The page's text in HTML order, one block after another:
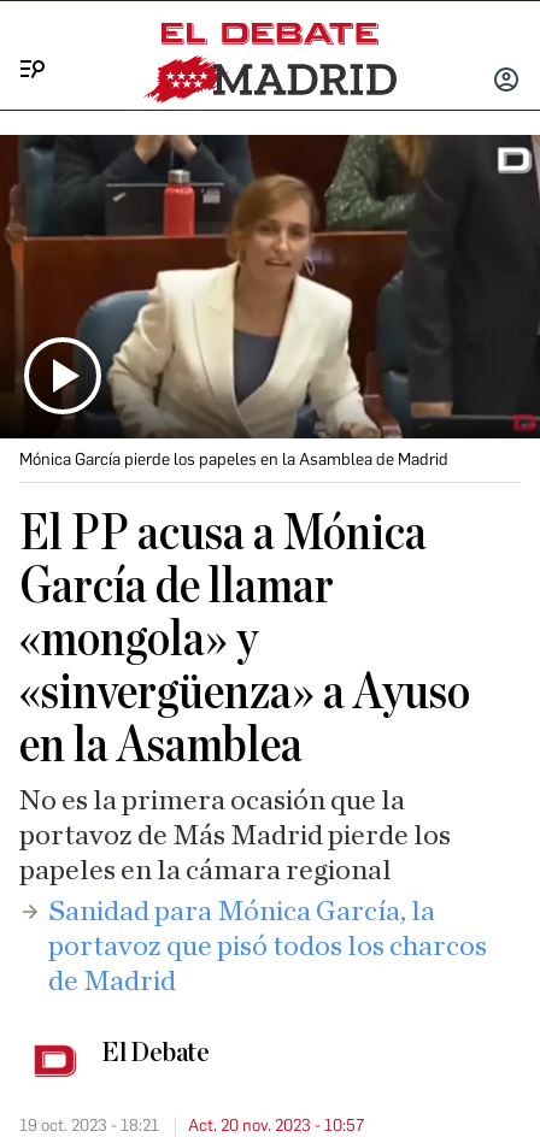
INICIAR
Mónica García pierde los papeles en la Asamblea de Madrid
El PP acusa a Mónica
García de llamar
«mongola» y
«sinvergüenza» a Ayuso
en la Asamblea
No es la primera ocasión que la
portavoz de Más Madrid pierde los
papeles en la cámara regional
​Sanidad para Mónica García, la
portavoz que pisó todos los charcos
de Madrid
El Debate
19 oct. 2023 - 18:21 Act. 20 nov. 2023 - 10:57